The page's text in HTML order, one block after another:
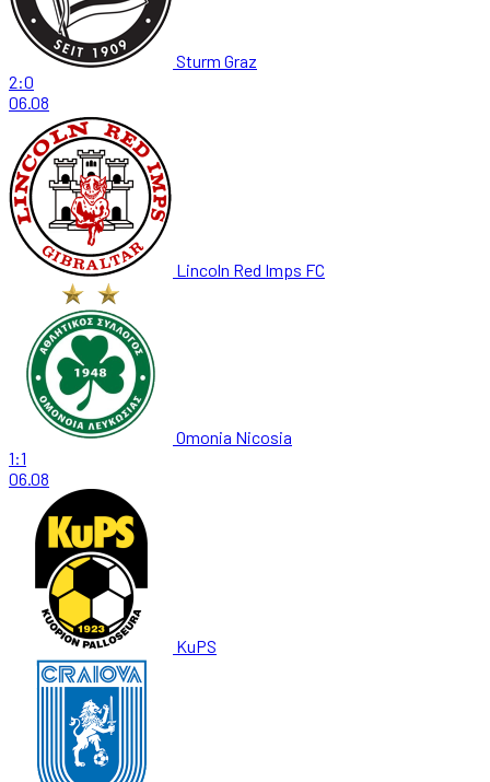
Sturm Graz
2:0
06.08
Lincoln Red Imps FC
Omonia Nicosia
1:1
06.08
KuPS